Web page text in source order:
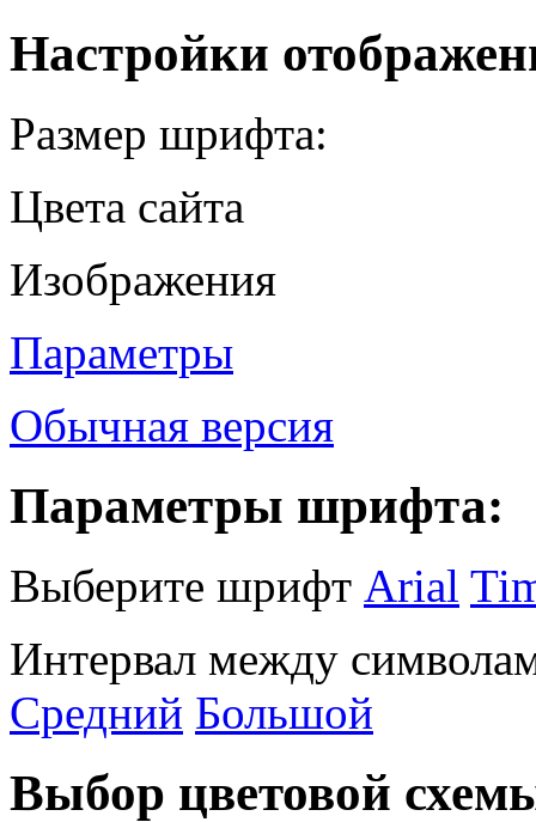
Настройки
Размер шрифта:
Цвета сайта
Изображения
Параметры
Обычная версия
Параметры шрифта:
Выберите шрифт Arial
Интервал между
Средний Большой
Выбор цветовой